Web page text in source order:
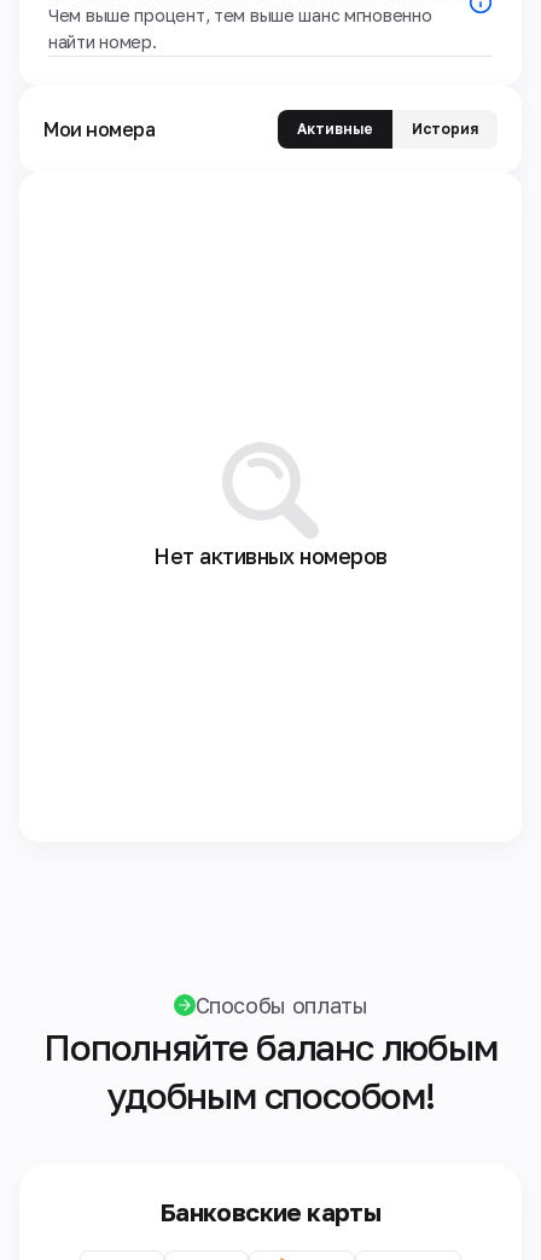
Чем выше процент, тем выше шанс мгновенно
найти номер.
Мои номера Активные История
Нет активных номеров
Способы оплаты
Пополняйте баланс любым
удобным способом!
Банковские карты